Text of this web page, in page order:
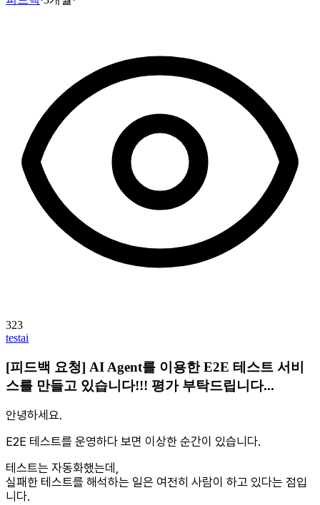
323
testai
[피드백 요청] AI Agent를 이용한 E2E 테스트 서비
스를 만들고 있습니다!!! 평가 부탁드립니다...
안녕하세요.
E2E 테스트를 운영하다 보면 이상한 순간이 있습니다.
테스트는 자동화했는데,
실패한 테스트를 해석하는 일은 여전히 사람이 하고 있다는 점입
니다.